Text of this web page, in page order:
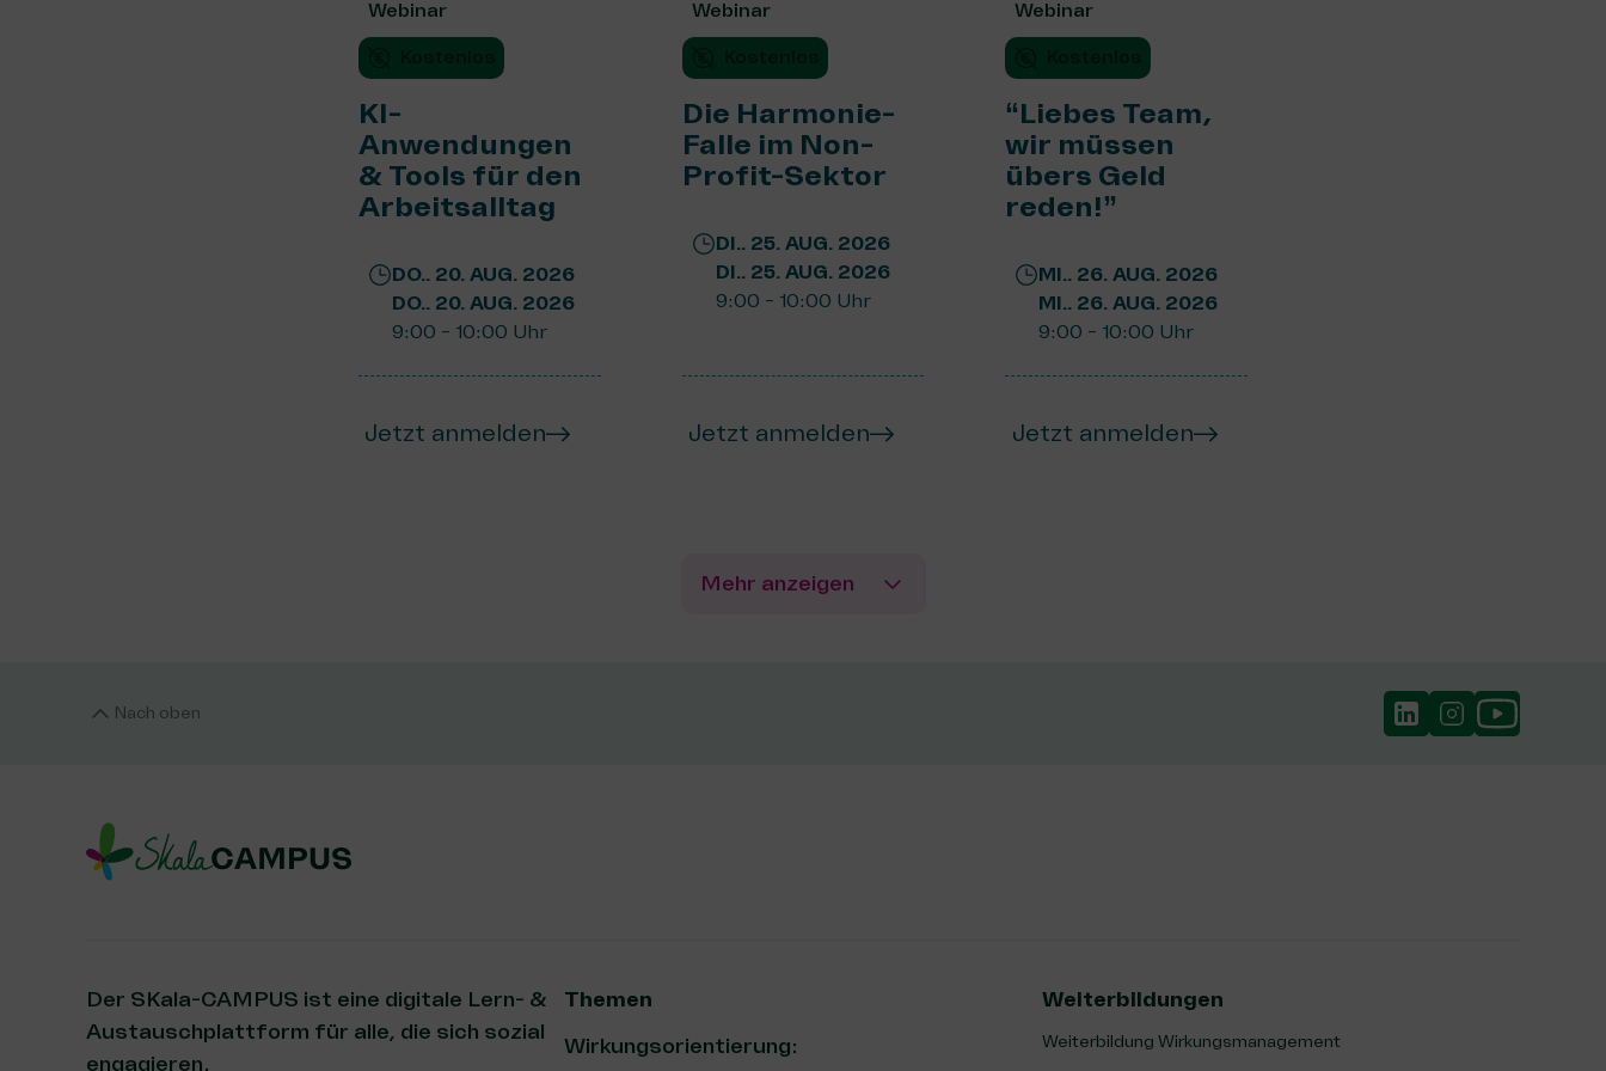
Webinar
KI-
Anwendungen
& Tools für den
Arbeitsalltag
DO.. 20. AUG. 2026
DO.. 20. AUG. 2026
9:00 - 10:00 Uhr
Jetzt anmelden
Webinar
Die Harmonie-
Falle im Non-
Profit-Sektor
DI.. 25. AUG. 2026
DI.. 25. AUG. 2026
9:00 - 10:00 Uhr
Jetzt anmelden
Webinar
“Liebes Team,
wir müssen
übers Geld
reden!”
MI.. 26. AUG. 2026
MI.. 26. AUG. 2026
9:00 - 10:00 Uhr
Jetzt anmelden
Mehr anzeigen
Nach oben
Der SKala-CAMPUS ist eine digitale Lern- &
Austauschplattform für alle, die sich sozial
engagieren.
Themen
Wirkungsorientierung:
Weiterbildungen
Weiterbildung Wirkungsmanagement